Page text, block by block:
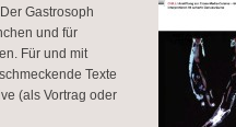
Gastrosoph
und für
Für und mit
Texte
(als Vortrag oder